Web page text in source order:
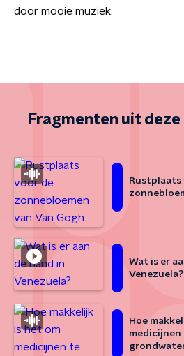
door mooie muziek.
Fragmenten uit
Rustplaats
Wat is er
Venezuela?
Hoe